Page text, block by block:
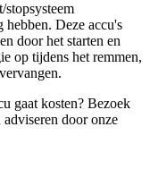
stopsysteem
Deze accu's
door het starten en
op tijdens het remmen,
gaat kosten? Bezoek
door onze